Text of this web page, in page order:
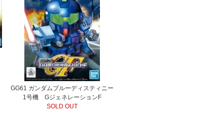
GG61 ガンダムブルーディスティニー
1号機 GジェネレーションF
SOLD OUT